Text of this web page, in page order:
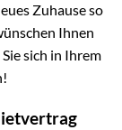
Zuhause so
Ihnen
sich in Ihrem